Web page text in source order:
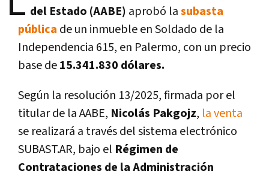
del Estado (AABE) aprobó lasubasta
pública de un inmueble en Soldado de la
Independencia 615, en Palermo, con un precio
base de15.341.830 dólares.
Según la resolución 13/2025, firmada por el
titular de la AABE, Nicolás Pakgojz, la venta
se realizará a través del sistema electrónico
SUBAST.AR, bajo el Régimen de
Contrataciones de la Administración